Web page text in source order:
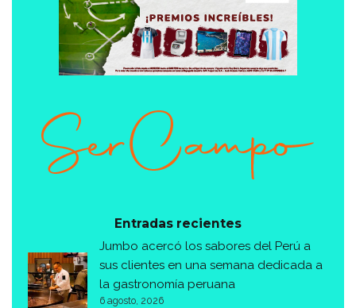
Entradas recientes
Jumbo acercó los sabores del Perú a
sus clientes en una semana dedicada a
la gastronomía peruana
6 agosto, 2026